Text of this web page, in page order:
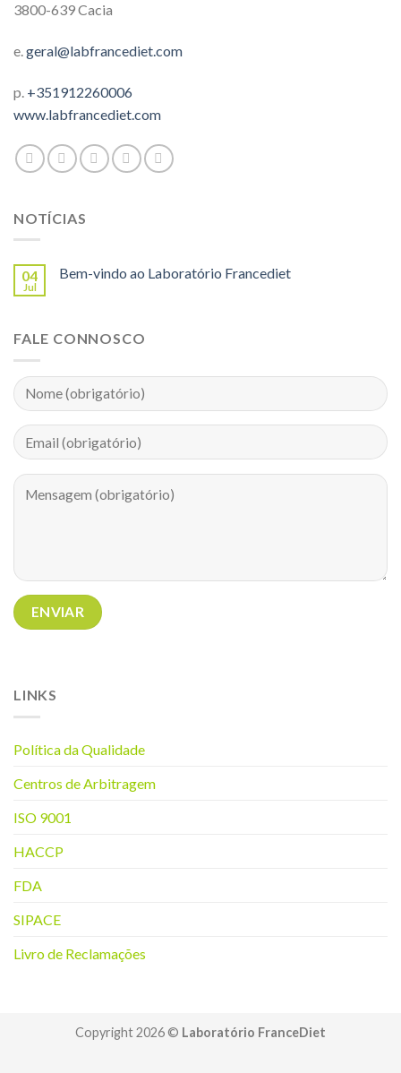
3800-639 Cacia
e.geral@labfrancediet.com
p. +351912260006
www.labfrancediet.com
NOTÍCIAS
04
Jul
Bem-vindo ao Laboratório Francediet
FALE CONNOSCO
LINKS
Política da Qualidade
Centros de Arbitragem
ISO 9001
HACCP
FDA
SIPACE
Livro de Reclamações
Copyright 2026 © Laboratório FranceDiet